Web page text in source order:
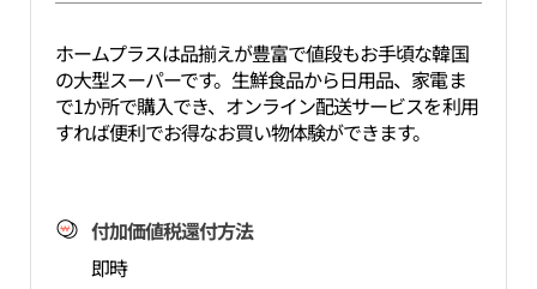
ホームプラスは品揃えが豊富で値段もお手頃な韓国
の大型スーパーです。生鮮食品から日用品、家電ま
で1か所で購入でき、オンライン配送サービスを利用
すれば便利でお得なお買い物体験ができます。
付加価値税還付方法
即時